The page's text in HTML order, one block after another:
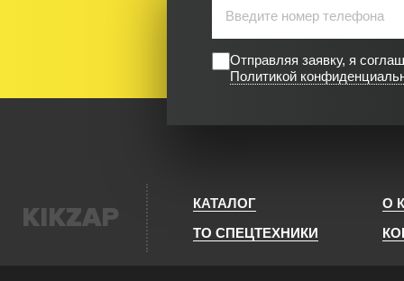
Отправляя заявку, я
Политикой
KIKZAP КАТАЛОГ
О
ТО СПЕЦТЕХНИКИ